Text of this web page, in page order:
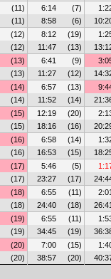
(11) 6:14 (7)
(11) 8:58 (6)
(12) 8:12 (19)
(12) 11:47 (13)
(13) 6:41 (9)
(13) 11:27 (12)
(14) 6:57 (13)
(14) 11:52 (14)
(15) 12:19 (20)
(15) 18:16 (16)
(16) 6:58 (14)
(16) 16:53 (15)
(17) 5:46 (5)
(17) 23:27 (17)
(18) 6:55 (11)
(18) 24:40 (18)
(19) 6:55 (11)
(19) 34:45 (19)
(20) 7:00 (15)
(20) 38:57 (20)